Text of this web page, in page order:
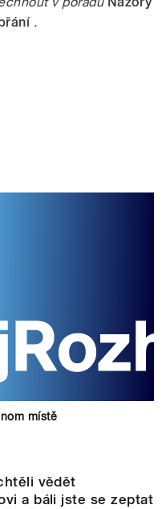
.
místě
vědět
a báli jste se zeptat